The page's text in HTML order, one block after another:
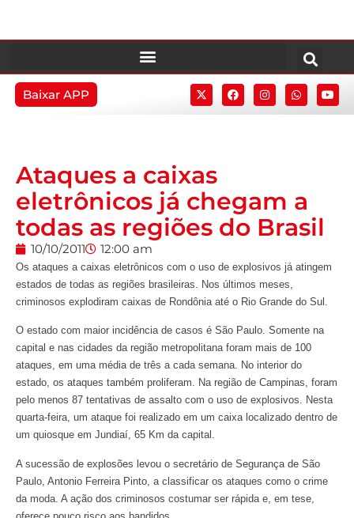
Baixar APP
Ataques a caixas
eletrônicos já chegam a
todas as regiões do Brasil
10/10/2011 12:00 am
Os ataques a caixas eletrônicos com o uso de explosivos já atingem
estados de todas as regiões brasileiras. Nos últimos meses,
criminosos explodiram caixas de Rondônia até o Rio Grande do Sul.
O estado com maior incidência de casos é São Paulo. Somente na
capital e nas cidades da região metropolitana foram mais de 100
ataques, em uma média de três a cada semana. No interior do
estado, os ataques também proliferam. Na região de Campinas, foram
pelo menos 87 tentativas de assalto com o uso de explosivos. Nesta
quarta-feira, um ataque foi realizado em um caixa localizado dentro de
um quiosque em Jundiaí, 65 Km da capital.
A sucessão de explosões levou o secretário de Segurança de São
Paulo, Antonio Ferreira Pinto, a classificar os ataques como o crime
da moda. A ação dos criminosos costumar ser rápida e, em tese,